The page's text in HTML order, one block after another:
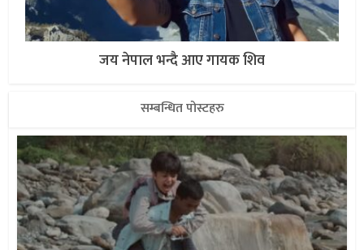
जय नेपाल भन्दै आए गायक शिव
सम्बन्धित पोस्टहरु